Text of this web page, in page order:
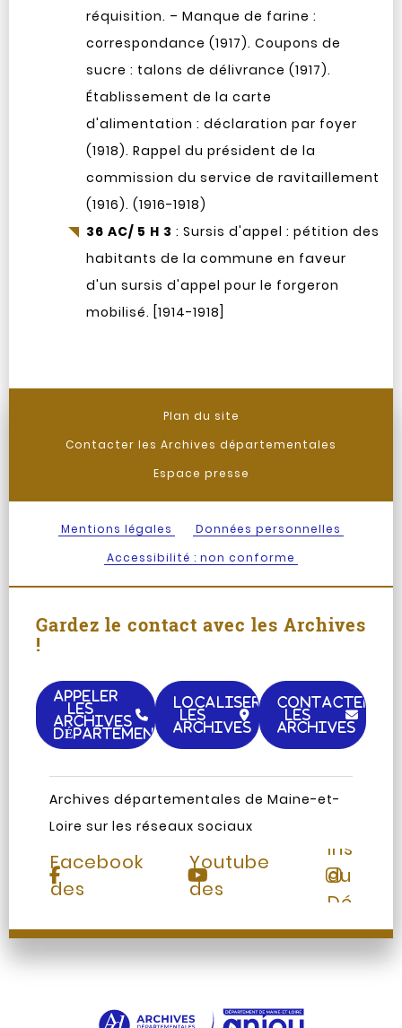
réquisition. – Manque de farine :
correspondance (1917). Coupons de
sucre : talons de délivrance (1917).
Établissement de la carte
d'alimentation : déclaration par foyer
(1918). Rappel du président de la
commission du service de ravitaillement
(1916). (1916-1918)
36 AC/ 5 H 3 : Sursis d'appel : pétition des
habitants de la commune en faveur
d'un sursis d'appel pour le forgeron
mobilisé. [1914-1918]
Plan du site
Contacter les Archives départementales
Espace presse
Mentions légales
Données personnelles
Accessibilité : non conforme
Gardez le contact avec les Archives
!
APPELER
LES
ARCHIVES
DÉPARTEMENTALES
LOCALISER
LES
ARCHIVES
CONTACTER
LES
ARCHIVES
Archives départementales de Maine-et-
Loire sur les réseaux sociaux
Page
Facebook
des
Chaine
Youtube
des
du